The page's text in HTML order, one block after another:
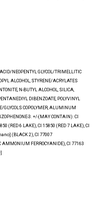
NEOPENTYL GLYCOL/TRIMELLITIC
ALCOHOL, STYRENE/ACRYLATES
N-BUTYL ALCOHOL, SILICA,
DIBENZOATE, POLYVINYL
COPOLYMER, ALUMINUM
3. +/-(MAY CONTAIN): CI
(RED 6 LAKE), CI 15850 (RED 7 LAKE), CI
(BLACK 2), CI 77007
AMMONIUM FERROCYANIDE), CI 77163